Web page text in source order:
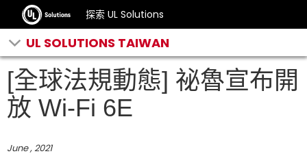
探索 UL Solutions
UL SOLUTIONS TAIWAN
[全球法規動態] 祕魯宣布開
放 Wi-Fi 6E
June , 2021